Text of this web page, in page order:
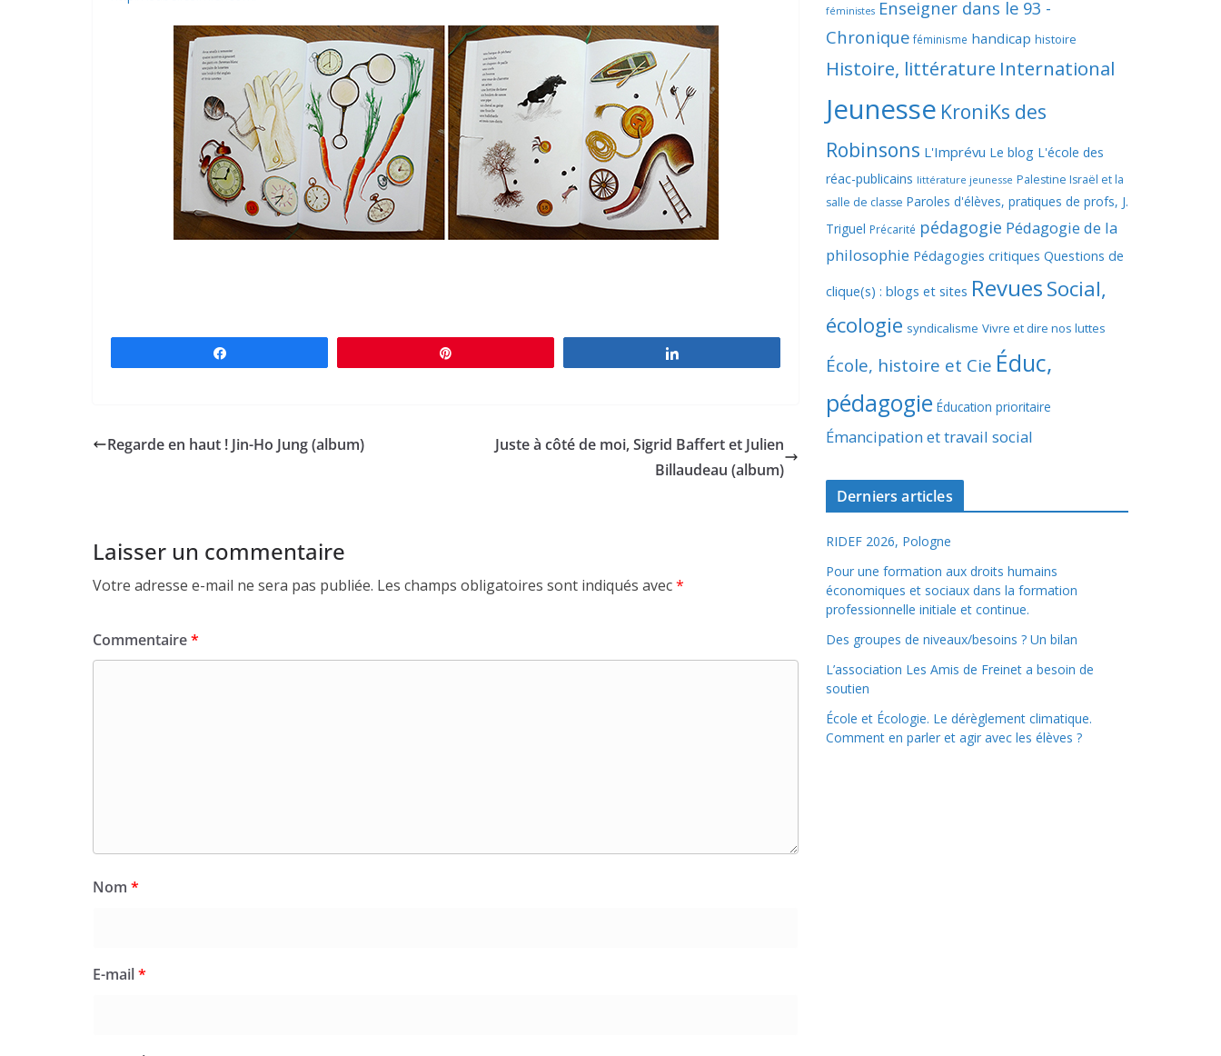
Regarde en haut ! Jin-Ho Jung (album)
Juste à côté de moi, Sigrid Baffert et Julien
Billaudeau (album)
Laisser un commentaire
Votre adresse e-mail ne sera pas publiée. Les champs obligatoires sont indiqués avec*
Commentaire*
Nom *
E-mail*
féministes Enseigner dans le 93 -
Chronique féminisme handicap histoire
Histoire, littérature International
Jeunesse KroniKs des
Robinsons L'Imprévu Le blog L'école des
réac-publicains littérature jeunesse Palestine Israël et la
salle de classe Paroles d'élèves, pratiques de profs, J.
Triguel Précarité pédagogie Pédagogie de la
philosophie Pédagogies critiques Questions de
clique(s) : blogs et sites RevuesSocial,
écologie syndicalisme Vivre et dire nos luttes
École, histoire et Cie Éduc,
pédagogie Éducation prioritaire
Émancipation et travail social
Derniers articles
RIDEF 2026, Pologne
Pour une formation aux droits humains
économiques et sociaux dans la formation
professionnelle initiale et continue.
Des groupes de niveaux/besoins ? Un bilan
L’association Les Amis de Freinet a besoin de
soutien
École et Écologie. Le dérèglement climatique.
Comment en parler et agir avec les élèves ?